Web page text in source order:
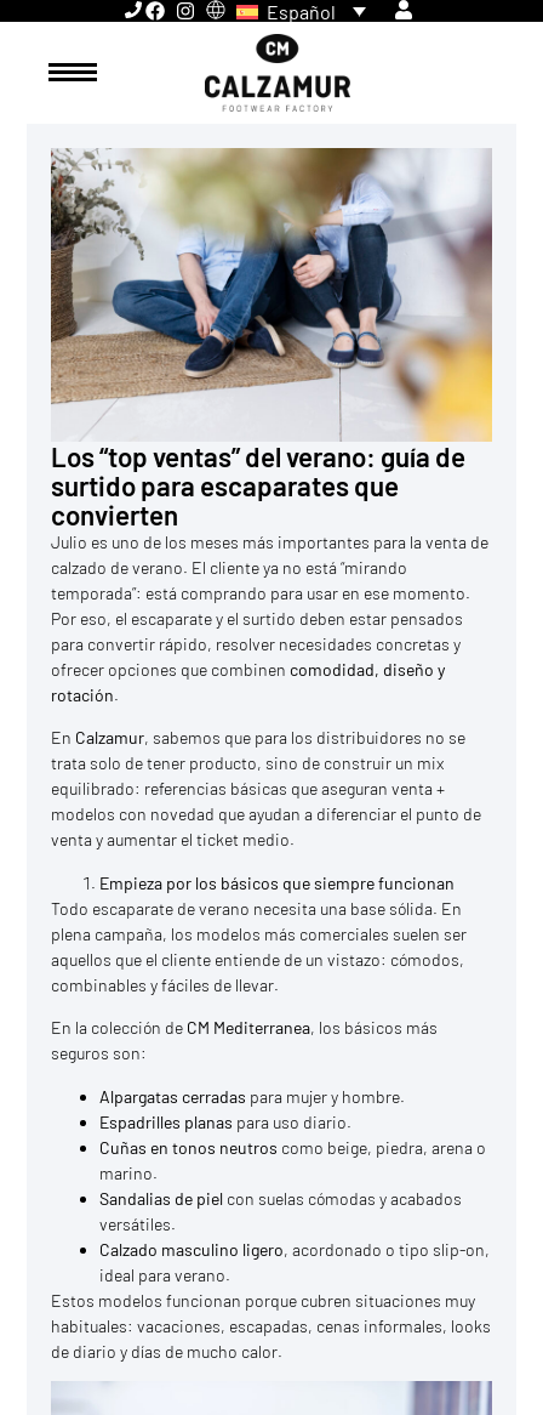
Español
Los “top ventas” del verano: guía de
surtido para escaparates que
convierten
Julio es uno de los meses más importantes para la venta de
calzado de verano. El cliente ya no está “mirando
temporada”: está comprando para usar en ese momento.
Por eso, el escaparate y el surtido deben estar pensados
para convertir rápido, resolver necesidades concretas y
ofrecer opciones que combinencomodidad, diseño y
rotación.
En Calzamur, sabemos que para los distribuidores no se
trata solo de tener producto, sino de construir un mix
equilibrado: referencias básicas que aseguran venta +
modelos con novedad que ayudan a diferenciar el punto de
venta y aumentar el ticket medio.
Empieza por los básicos que siempre funcionan
Todo escaparate de verano necesita una base sólida. En
plena campaña, los modelos más comerciales suelen ser
aquellos que el cliente entiende de un vistazo: cómodos,
combinables y fáciles de llevar.
En la colección de CM Mediterranea, los básicos más
seguros son:
Alpargatas cerradas para mujer y hombre.
Espadrilles planas para uso diario.
Cuñas en tonos neutros como beige, piedra, arena o
marino.
Sandalias de piel con suelas cómodas y acabados
versátiles.
Calzado masculino ligero, acordonado o tipo slip-on,
ideal para verano.
Estos modelos funcionan porque cubren situaciones muy
habituales: vacaciones, escapadas, cenas informales, looks
de diario y días de mucho calor.